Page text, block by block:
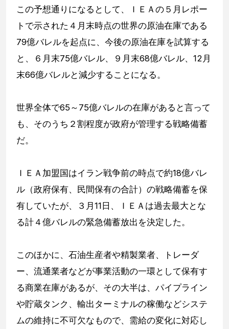
この予想通りになるとして、ＩＥＡの５月レポー
トで示された４月末時点の世界の原油在庫である
79億バレルを起点に、今後の原油在庫を試算する
と、６月末75億バレル、９月末68億バレル、12月
末66億バレルと減少することになる。
世界全体で65～75億バレルの在庫があると言って
も、そのうち２割程度が政府が管理する戦略備蓄
だ。
ＩＥＡ加盟国はイラン戦争前の時点で約18億バレ
ル（政府保有、民間保有の合計）の戦略備蓄を保
有していたが、３月11日、ＩＥＡは過去最大とな
る計４億バレルの緊急備蓄放出を決定した。
このほかに、石油生産者や精製業者、トレーダ
ー、流通業者などが事業活動の一環として保有す
る商業在庫があるが、その大半は、パイプライン
や貯蔵タンク、輸出ターミナルの稼働などシステ
ムの維持に不可欠なもので、需給の変化に対応し